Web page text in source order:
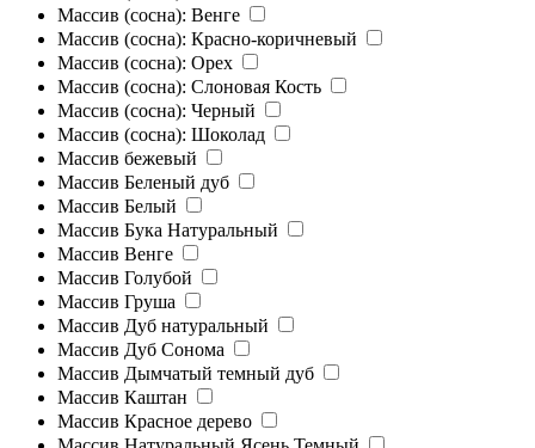
Массив (сосна): Венге
Массив (сосна): Красно-коричневый
Массив (сосна): Орех
Массив (сосна): Слоновая Кость
Массив (сосна): Черный
Массив (сосна): Шоколад
Массив бежевый
Массив Беленый дуб
Массив Белый
Массив Бука Натуральный
Массив Венге
Массив Голубой
Массив Груша
Массив Дуб натуральный
Массив Дуб Сонома
Массив Дымчатый темный дуб
Массив Каштан
Массив Красное дерево